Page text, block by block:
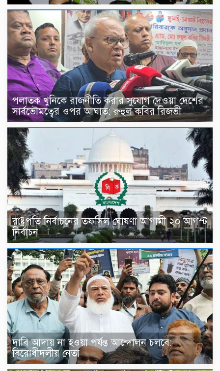
পলাতক খুনিকে রাজনীতি করার সুযোগ দেওয়া দেশের
সার্বভৌমত্বের ওপর আঘাত: রুহুল কবির রিজভী
রাষ্ট্রপতি নির্বাচনের তফসিল ঘোষণা আগামী ২০ আগস্ট
নির্বাচন
দাবি আদায় না হওয়া পর্যন্ত আন্দোলন চলবে:
বিরোধীদলীয় নেতা